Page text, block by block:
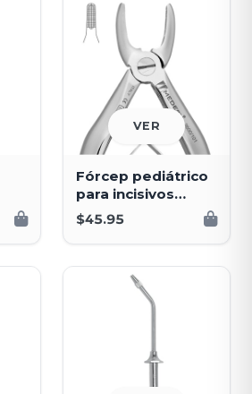
VER
Fórcep pediátrico
para incisivos
superiores
$45.95